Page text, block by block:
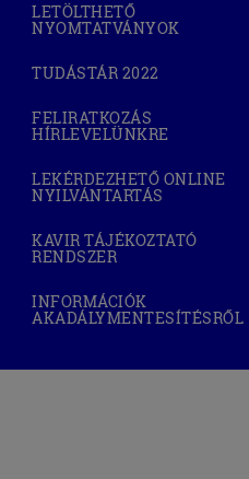
LETÖLTHETŐ
NYOMTATVÁNYOK
TUDÁSTÁR 2022
WINDOW)
FELIRATKOZÁS
HÍRLEVELÜNKRE
LEKÉRDEZHETŐ ONLINE
NYILVÁNTARTÁS
NEW
WINDOW)
KAVIR TÁJÉKOZTATÓ
RENDSZER(OPEN
NEW
WINDOW)
INFORMÁCIÓK
AKADÁLYMENTESÍTÉSRŐL